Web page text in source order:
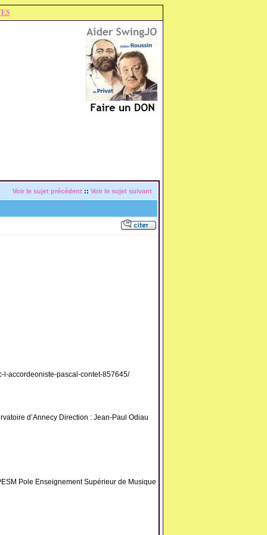
Voir le sujet précédent :: Voir le sujet suivant
l-accordeoniste-pascal-contet-857645/
d’Annecy Direction : Jean-Paul Odiau
Pole Enseignement Supérieur de Musique